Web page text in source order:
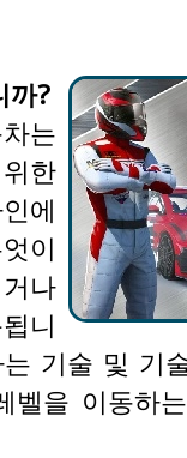
까?
는
한
에
이
나
니
기술 및 기
벨을 이동하